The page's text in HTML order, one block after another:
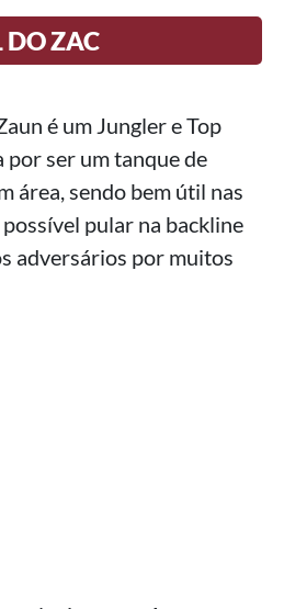
DO ZAC
é um Jungler e Top
por ser um tanque de
área, sendo bem útil nas
pular na backline
adversários por muitos